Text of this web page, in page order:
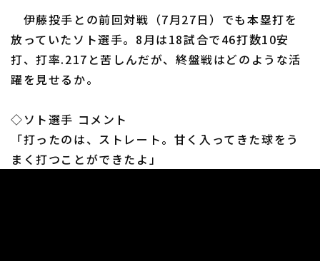
伊藤投手との前回対戦（7月27日）でも本塁打を
放っていたソト選手。8月は18試合で46打数10安
打、打率.217と苦しんだが、終盤戦はどのような活
躍を見せるか。
◇ソト選手 コメント
「打ったのは、ストレート。甘く入ってきた球をう
まく打つことができたよ」